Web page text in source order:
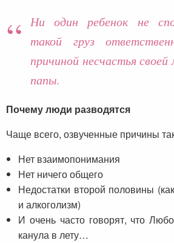
Ни один ребенок не
такой груз
причиной несчастья
папы.
Почему люди разводятся
Чаще всего, озвученные причины
Нет взаимопонимания
Нет ничего общего
Недостатки второй половины
и алкоголизм)
И очень часто говорят, что
канула в лету…